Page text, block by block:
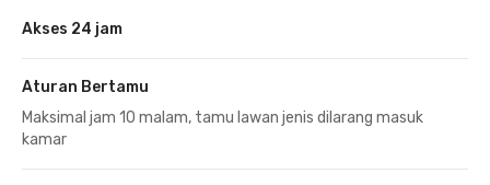
Akses 24 jam
Aturan Bertamu
Maksimal jam 10 malam, tamu lawan jenis dilarang masuk
kamar